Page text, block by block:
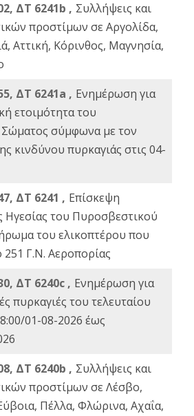
ΔΤ 6241b , Συλλήψεις και
προστίμων σε Αργολίδα,
Αττική, Κόρινθος, Μαγνησία,
ΔΤ 6241a , Ενημέρωση για
ετοιμότητα του
σύμφωνα με τον
κινδύνου πυρκαγιάς στις 04-
ΔΤ 6241 , Επίσκεψη
του Πυροσβεστικού
του ελικοπτέρου που
251 Γ.Ν. Αεροπορίας
ΔΤ 6240c , Ενημέρωση για
πυρκαγιές του τελευταίου
01-08-2026 έως
ΔΤ 6240b , Συλλήψεις και
προστίμων σε Λέσβο,
Πέλλα, Φλώρινα, Αχαΐα,